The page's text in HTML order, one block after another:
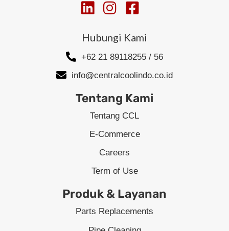
Hubungi Kami
+62 21 89118255 / 56
info@centralcoolindo.co.id
Tentang Kami
Tentang CCL
E-Commerce
Careers
Term of Use
Produk & Layanan
Parts Replacements